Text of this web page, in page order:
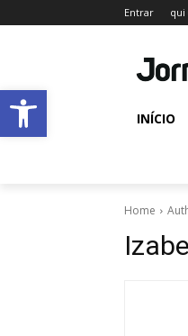
Abrir a barra de ferramentas
Entrar qui
INÍCIO
Home